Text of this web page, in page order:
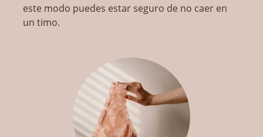
este modo puedes estar seguro de no caer en
un timo.